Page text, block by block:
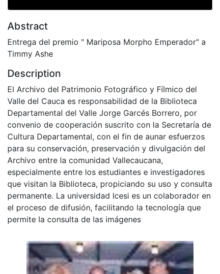
Abstract
Entrega del premio " Mariposa Morpho Emperador" a
Timmy Ashe
Description
El Archivo del Patrimonio Fotográfico y Fílmico del
Valle del Cauca es responsabilidad de la Biblioteca
Departamental del Valle Jorge Garcés Borrero, por
convenio de cooperación suscrito con la Secretaría de
Cultura Departamental, con el fin de aunar esfuerzos
para su conservación, preservación y divulgación del
Archivo entre la comunidad Vallecaucana,
especialmente entre los estudiantes e investigadores
que visitan la Biblioteca, propiciando su uso y consulta
permanente. La universidad Icesi es un colaborador en
el proceso de difusión, facilitando la tecnología que
permite la consulta de las imágenes